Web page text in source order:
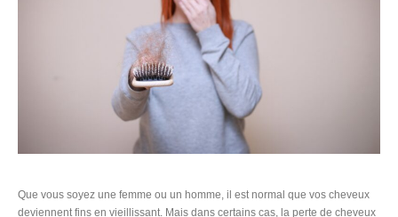
Que vous soyez une femme ou un homme, il est normal que vos cheveux
deviennent fins en vieillissant. Mais dans certains cas, la perte de cheveux